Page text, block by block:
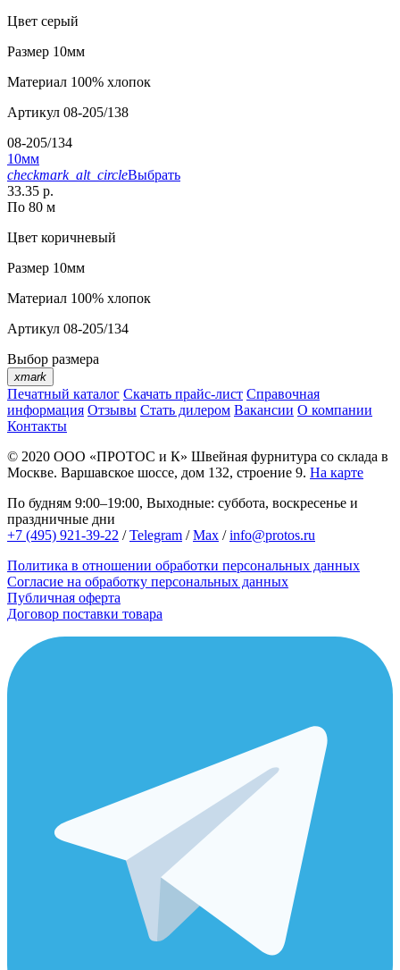
Цвет серый
Размер 10мм
Материал 100% хлопок
Артикул 08-205/138
08-205/134
10мм
checkmark_alt_circleВыбрать
33.35 р.
По 80 м
Цвет коричневый
Размер 10мм
Материал 100% хлопок
Артикул 08-205/134
Выбор размера
xmark
Печатный каталог Скачать прайс-лист Справочная
информация Отзывы Стать дилером Вакансии О компании
Контакты
© 2020 ООО «ПРОТОС и К» Швейная фурнитура со склада в
Москве. Варшавское шоссе, дом 132, строение 9. На карте
По будням 9:00–19:00, Выходные: суббота, воскресенье и
праздничные дни
+7 (495) 921-39-22 /Telegram /Max /info@protos.ru
Политика в отношении обработки персональных данных
Согласие на обработку персональных данных
Публичная оферта
Договор поставки товара